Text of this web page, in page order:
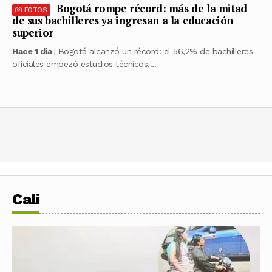
FOTOS
Bogotá rompe récord: más de la mitad
de sus bachilleres ya ingresan a la educación
superior
Hace 1 día| Bogotá alcanzó un récord: el 56,2% de bachilleres
oficiales empezó estudios técnicos,...
Cali